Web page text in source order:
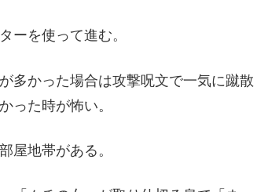
ーを使って進む。
多かった場合は攻撃呪文で一気に蹴散
った時が怖い。
屋地帯がある。